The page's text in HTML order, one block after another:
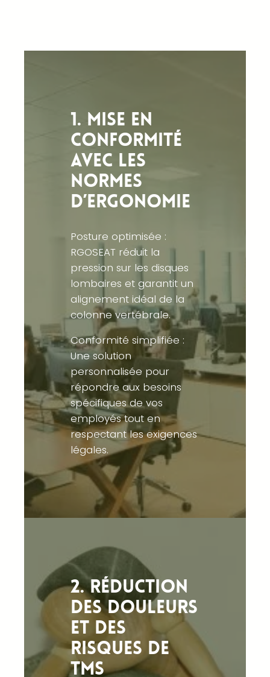
1. Mise en
conformité
avec les
normes
d’ergonomie
Posture optimisée :
RGOSEAT réduit la
pression sur les disques
lombaires et garantit un
alignement idéal de la
colonne vertébrale.
Conformité simplifiée :
Une solution
personnalisée pour
répondre aux besoins
spécifiques de vos
employés tout en
respectant les exigences
légales.
2. Réduction
des douleurs
et des
risques de
TMS